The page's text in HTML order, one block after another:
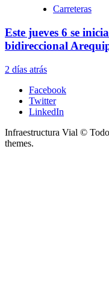
Carreteras
Este jueves 6 se
bidireccional
2 días atrás
Facebook
Twitter
LinkedIn
Infraestructura Vial ©
themes.